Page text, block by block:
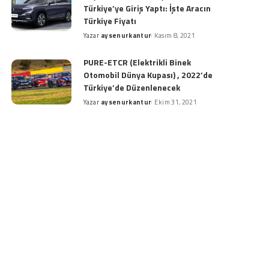
Türkiye’ye Giriş Yaptı: İşte Aracın
Türkiye Fiyatı
Posted
Yazar aysenurkantur Kasım 8, 2021
PURE-ETCR (Elektrikli Binek
Otomobil Dünya Kupası) , 2022’de
Türkiye’de Düzenlenecek
Posted
Yazar aysenurkantur Ekim 31, 2021